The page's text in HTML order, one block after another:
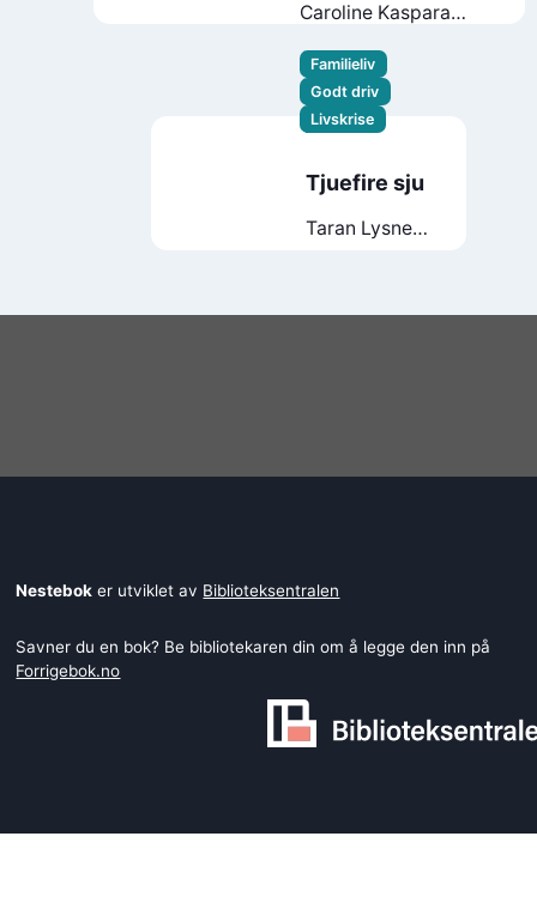
Caroline Kaspara
Familieliv
Godt driv
Livskrise
Tjuefire sju
Taran Lysne
Nestebok er utviklet av Biblioteksentralen
Savner du en bok? Be bibliotekaren din om å legge den inn på
Forrigebok.no